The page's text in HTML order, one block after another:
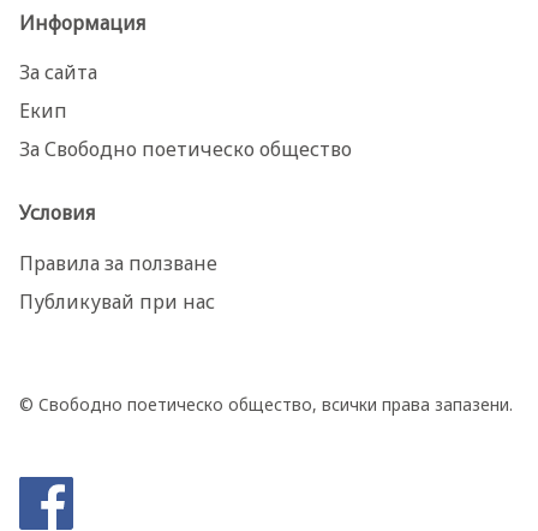
Информация
За сайта
Екип
За Свободно поетическо общество
Условия
Правила за ползване
Публикувай при нас
© Свободно поетическо общество, всички права запазени.